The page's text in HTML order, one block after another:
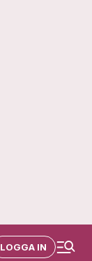
LOGGA IN